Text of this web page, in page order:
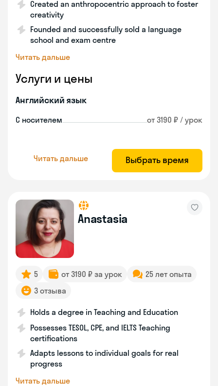
Created an anthropocentric approach to foster
creativity
Founded and successfully sold a language
school and exam centre
Читать дальше
Услуги и цены
Английский язык
С носителем от 3190 ₽ / урок
Читать дальше Выбрать время
Anastasia
5 от 3190 ₽ за урок
25 лет опыта
3 отзыва
Holds a degree in Teaching and Education
Possesses TESOL, CPE, and IELTS Teaching
certifications
Adapts lessons to individual goals for real
progress
Читать дальше